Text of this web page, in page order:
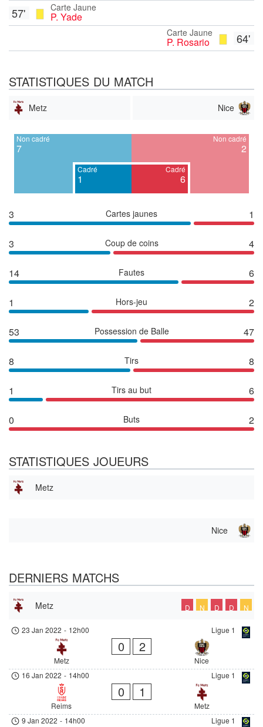
Carte Jaune
P. Yade
57'
64'
Carte Jaune
P. Rosario
STATISTIQUES DU MATCH
Metz Nice
Non cadré
7
Cadré
1
Cadré
6
Non cadré
2
3 Cartes jaunes 1
3 Coup de coins 4
14 Fautes 6
1 Hors-jeu 2
53 Possession de Balle 47
8 Tirs 8
1 Tirs au but 6
0 Buts 2
STATISTIQUES JOUEURS
Metz
Nice
DERNIERS MATCHS
Metz D N D D N
Ligue 1
23 Jan 2022 - 12h00
Metz
0 2
Nice
Ligue 1
16 Jan 2022 - 14h00
Reims
0 1
Metz
Ligue 1
9 Jan 2022 - 14h00